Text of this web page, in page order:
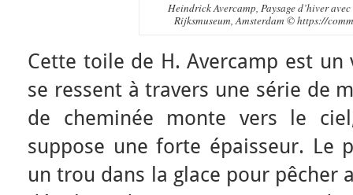
Heindrick Avercamp, Paysage d’hiver
Rijksmuseum, Amsterdam © https://
Cette toile de H. Avercamp est
se ressent à travers une série de
de cheminée monte vers le
suppose une forte épaisseur. Le
un trou dans la glace pour pêcher